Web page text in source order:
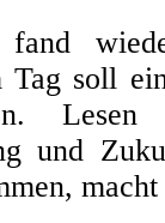
fand
Tag soll
und